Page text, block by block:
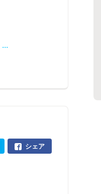
...
シェア